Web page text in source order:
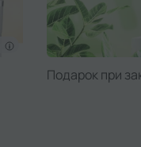
Подарок при